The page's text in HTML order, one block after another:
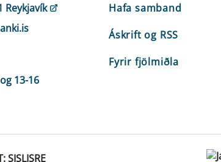
Reykjavík
13-16
Hafa samband
Áskrift og RSS
Fyrir fjölmiðla
SISLISRE